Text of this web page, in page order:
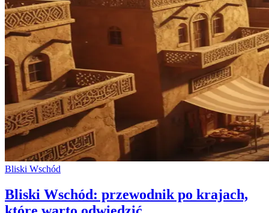
Bliski Wschód
Bliski Wschód: przewodnik po krajach,